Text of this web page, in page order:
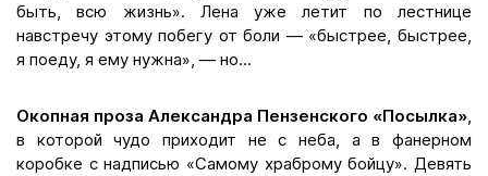
быть, всю жизнь». Лена уже летит по лестнице
навстречу этому побегу от боли — «быстрее, быстрее,
я поеду, я ему нужна», — но...
Окопная проза Александра Пензенского «Посылка»,
в которой чудо приходит не с неба, а в фанерном
коробке с надписью «Самому храброму бойцу». Девять